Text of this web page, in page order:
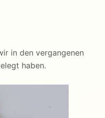
in den vergangenen
haben.